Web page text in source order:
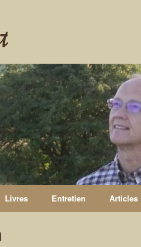
Livres Entretien Articles